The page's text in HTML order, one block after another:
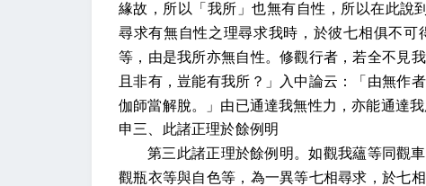
緣故，所以「我所」也無有自性，所以在此說
尋求有無自性之理尋求我時，於彼七相俱不
等，由是我所亦無自性。修觀行者，若全不見
且非有，豈能有我所？」入中論云：「由無作
伽師當解脫。」由已通達我無性力，亦能通達
申三、此諸正理於餘例明
第三此諸正理於餘例明。如觀我蘊等同觀
觀瓶衣等與自色等，為一異等七相尋求，於七